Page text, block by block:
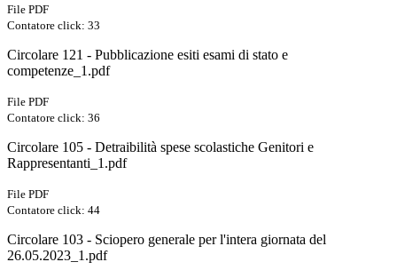
File PDF
Contatore click: 33
Circolare 121 - Pubblicazione esiti esami di stato e
competenze_1.pdf
File PDF
Contatore click: 36
Circolare 105 - Detraibilità spese scolastiche Genitori e
Rappresentanti_1.pdf
File PDF
Contatore click: 44
Circolare 103 - Sciopero generale per l'intera giornata del
26.05.2023_1.pdf